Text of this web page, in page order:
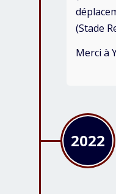
(Stade
Merci à
2022